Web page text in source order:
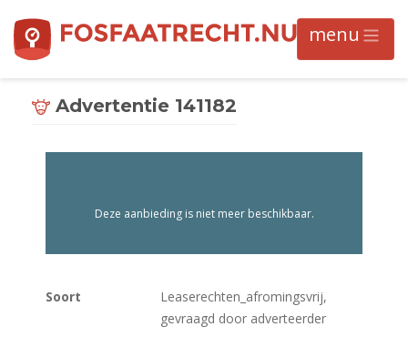
Advertentie 141182
Soort
Leaserechten_afromingsvrij,
gevraagd door adverteerder
Deze aanbieding is niet meer beschikbaar.